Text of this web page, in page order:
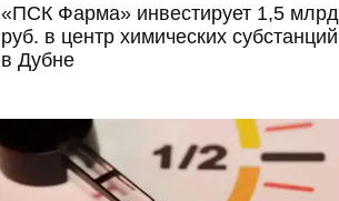
«ПСК Фарма» инвестирует 1,5 млрд
руб. в центр химических субстанций
в Дубне